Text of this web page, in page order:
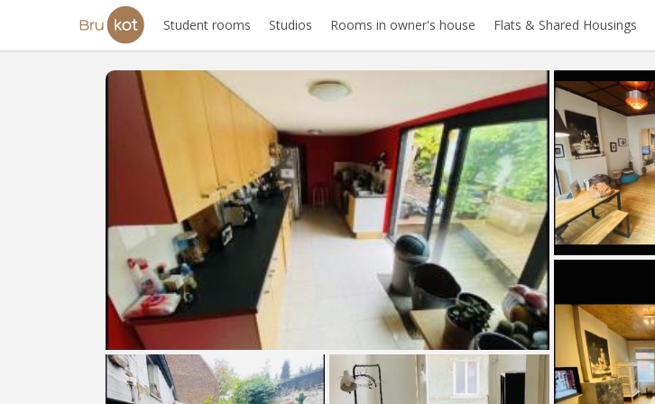
Student rooms Studios Rooms in owner's house Flats & Shared Housings